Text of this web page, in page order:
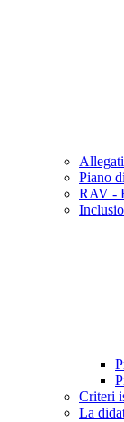
Piano
RAV -
Criteri
La